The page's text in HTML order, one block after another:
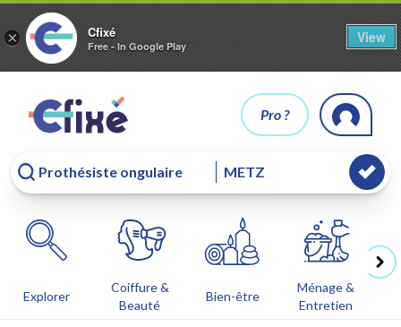
× Cfixé
Free - In Google Play
View
Pro ?
Explorer
Coiffure &
Beauté
Bien-être
Ménage &
Entretien